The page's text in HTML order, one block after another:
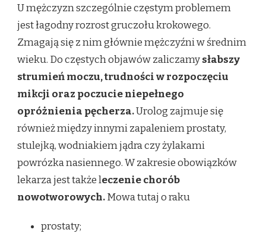
U mężczyzn szczególnie częstym problemem
jest łagodny rozrost gruczołu krokowego.
Zmagają się z nim głównie mężczyźni w średnim
wieku. Do częstych objawów zaliczamysłabszy
strumień moczu, trudności w rozpoczęciu
mikcji oraz poczucie niepełnego
opróżnienia pęcherza.Urolog zajmuje się
również między innymi zapaleniem prostaty,
stulejką, wodniakiem jądra czy żylakami
powrózka nasiennego. W zakresie obowiązków
lekarza jest także leczenie chorób
nowotworowych.Mowa tutaj o raku
prostaty;